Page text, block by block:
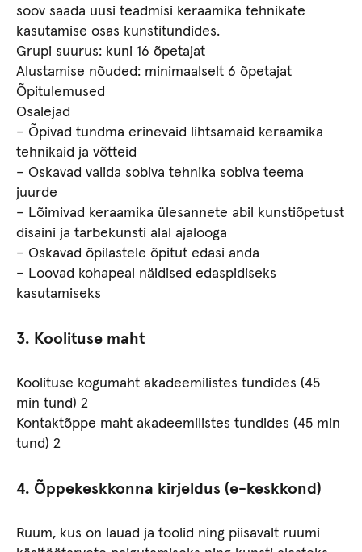
soov saada uusi teadmisi keraamika tehnikate
kasutamise osas kunstitundides.
Grupi suurus: kuni 16 õpetajat
Alustamise nõuded: minimaalselt 6 õpetajat
Õpitulemused
Osalejad
– Õpivad tundma erinevaid lihtsamaid keraamika
tehnikaid ja võtteid
– Oskavad valida sobiva tehnika sobiva teema
juurde
– Lõimivad keraamika ülesannete abil kunstiõpetust
disaini ja tarbekunsti alal ajalooga
– Oskavad õpilastele õpitut edasi anda
– Loovad kohapeal näidised edaspidiseks
kasutamiseks
3. Koolituse maht
Koolituse kogumaht akadeemilistes tundides (45
min tund) 2
Kontaktõppe maht akadeemilistes tundides (45 min
tund) 2
4. Õppekeskkonna kirjeldus (e-keskkond)
Ruum, kus on lauad ja toolid ning piisavalt ruumi